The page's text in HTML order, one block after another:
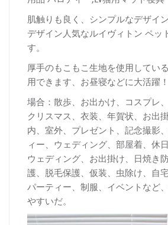
肌触りも良く、シンプルなデザイ
デザイン人気なルイヴィトン ペッ
す。
厚手のもこもこ生地を使用してい
用できます、お昼寝などに大活躍！
場合：散歩、お出かけ、コスプレ
クリスマス、衣装、年賀状、お出
内、室外、プレゼント、記念撮影
ィー、ウェディング、部屋着、休
ウェディング、お出掛け、日焼き
護、脱毛保護、仮装、虫除け、自
パーティー、制服、イベントなど
やすいだ。